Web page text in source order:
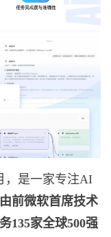
，是一家专注AI
前微软首席技术
135家全球500强